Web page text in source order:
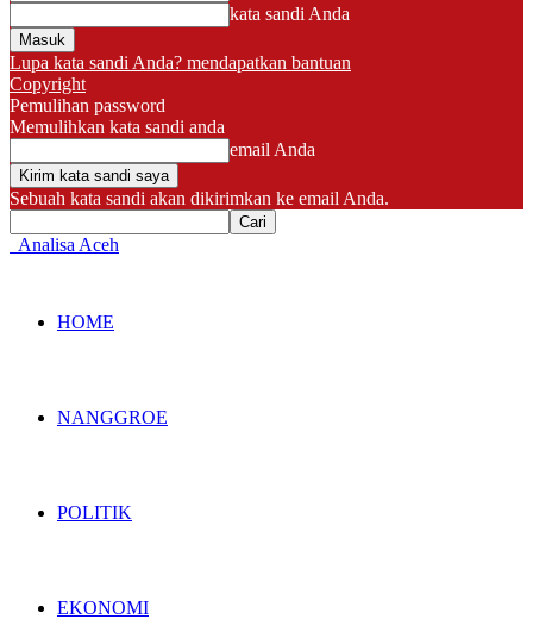
kata sandi Anda
Lupa kata sandi Anda? mendapatkan bantuan
Copyright
Pemulihan password
Memulihkan kata sandi anda
email Anda
Sebuah kata sandi akan dikirimkan ke email Anda.
Analisa Aceh
HOME
NANGGROE
POLITIK
EKONOMI